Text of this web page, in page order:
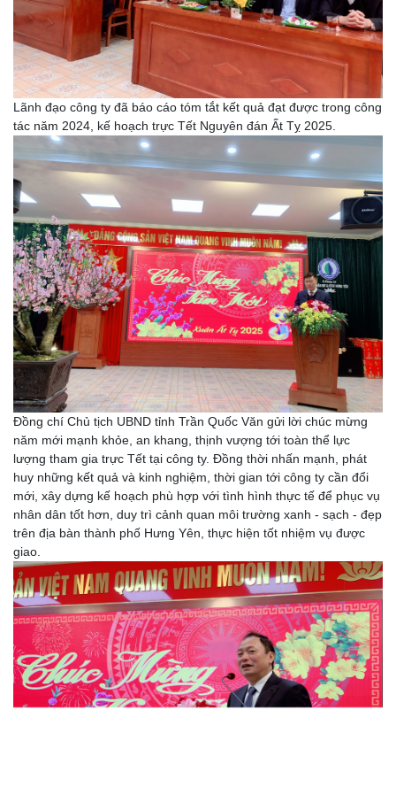
Lãnh đạo công ty đã báo cáo tóm tắt kết quả đạt được trong công
tác năm 2024, kế hoạch trực Tết Nguyên đán Ất Tỵ 2025.
Đồng chí Chủ tịch UBND tỉnh Trần Quốc Văn gửi lời chúc mừng
năm mới mạnh khỏe, an khang, thịnh vượng tới toàn thể lực
lượng tham gia trực Tết tại công ty. Đồng thời nhấn mạnh, phát
huy những kết quả và kinh nghiệm, thời gian tới công ty cần đổi
mới, xây dựng kế hoạch phù hợp với tình hình thực tế để phục vụ
nhân dân tốt hơn, duy trì cảnh quan môi trường xanh - sạch - đẹp
trên địa bàn thành phố Hưng Yên, thực hiện tốt nhiệm vụ được
giao.